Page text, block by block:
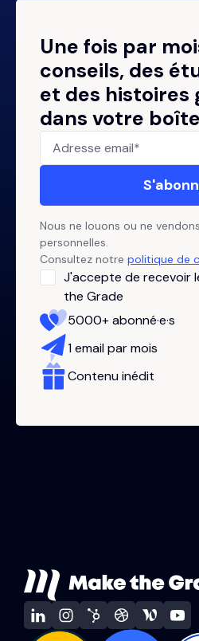
Une fois par
conseils, des
et des histoires
dans votre
Nous ne louons ou ne
personnelles.
Consultez notre politique de
J'accepte de recevoir
the Grade
5000+ abonné·e·s
1 email par mois
Contenu inédit